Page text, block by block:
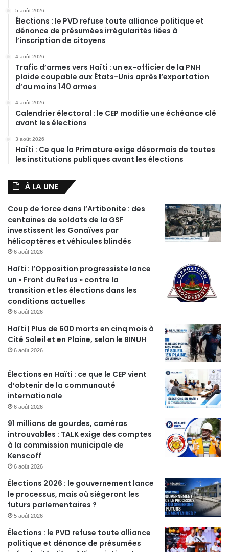
5 août 2026
Élections : le PVD refuse toute alliance politique et
dénonce de présumées irrégularités liées à
l’inscription de citoyens
4 août 2026
Trafic d’armes vers Haïti : un ex-officier de la PNH
plaide coupable aux États-Unis après l’exportation
d’au moins 140 armes
4 août 2026
Calendrier électoral : le CEP modifie une échéance clé
avant les élections
3 août 2026
Haïti : Ce que la Primature exige désormais de toutes
les institutions publiques avant les élections
À LA UNE
Coup de force dans l’Artibonite : des
centaines de soldats de la GSF
investissent les Gonaïves par
hélicoptères et véhicules blindés
6 août 2026
Haïti : l’Opposition progressiste lance
un « Front du Refus » contre la
transition et les élections dans les
conditions actuelles
6 août 2026
Haïti | Plus de 600 morts en cinq mois à
Cité Soleil et en Plaine, selon le BINUH
6 août 2026
Élections en Haïti : ce que le CEP vient
d’obtenir de la communauté
internationale
6 août 2026
91 millions de gourdes, caméras
introuvables : TALK exige des comptes
à la commission municipale de
Kenscoff
6 août 2026
Élections 2026 : le gouvernement lance
le processus, mais où siégeront les
futurs parlementaires ?
5 août 2026
Élections : le PVD refuse toute alliance
politique et dénonce de présumées